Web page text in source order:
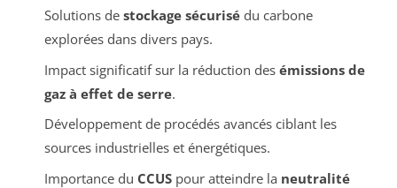
Solutions de stockage sécurisédu carbone
explorées dans divers pays.
Impact significatif sur la réduction des émissions de
gaz à effet de serre.
Développement de procédés avancés ciblant les
sources industrielles et énergétiques.
Importance du CCUSpour atteindre la neutralité